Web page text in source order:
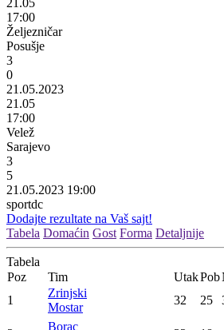
21.05
17:00
Željezničar
Posušje
3
0
21.05.2023
21.05
17:00
Velež
Sarajevo
3
5
21.05.2023 19:00
sportdc
Dodajte rezultate na Vaš sajt!
Tabela Domaćin Gost Forma Detaljnije
Tabela
Poz
Tim UtakPob
1
Zrinjski
Mostar
32 25
Borac